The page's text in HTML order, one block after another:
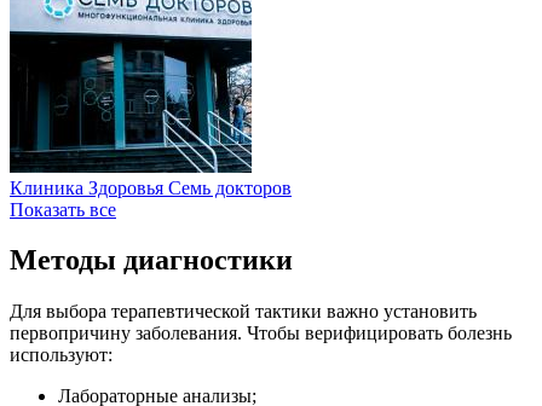
Клиника Здоровья Семь докторов
Показать все
Методы диагностики
Для выбора терапевтической тактики важно установить
первопричину заболевания. Чтобы верифицировать болезнь
используют:
Лабораторные анализы;